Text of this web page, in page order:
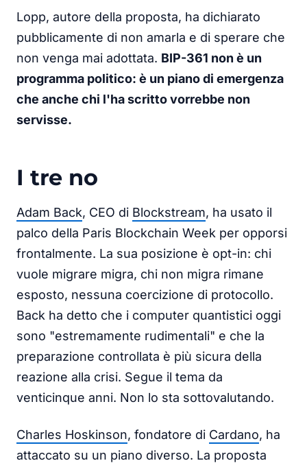
Lopp, autore della proposta, ha dichiarato
pubblicamente di non amarla e di sperare che
non venga mai adottata. BIP-361 non è un
programma politico: è un piano di emergenza
che anche chi l'ha scritto vorrebbe non
servisse.
I tre no
Adam Back, CEO di Blockstream, ha usato il
palco della Paris Blockchain Week per opporsi
frontalmente. La sua posizione è opt-in: chi
vuole migrare migra, chi non migra rimane
esposto, nessuna coercizione di protocollo.
Back ha detto che i computer quantistici oggi
sono "estremamente rudimentali" e che la
preparazione controllata è più sicura della
reazione alla crisi. Segue il tema da
venticinque anni. Non lo sta sottovalutando.
Charles Hoskinson, fondatore di Cardano, ha
attaccato su un piano diverso. La proposta